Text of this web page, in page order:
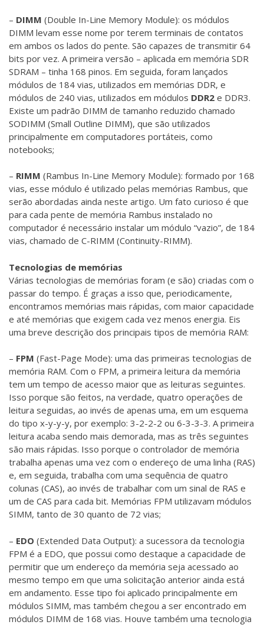
– DIMM (Double In-Line Memory Module): os módulos
DIMM levam esse nome por terem terminais de contatos
em ambos os lados do pente. São capazes de transmitir 64
bits por vez. A primeira versão – aplicada em memória SDR
SDRAM – tinha 168 pinos. Em seguida, foram lançados
módulos de 184 vias, utilizados em memórias DDR, e
módulos de 240 vias, utilizados em módulos DDR2 e DDR3.
Existe um padrão DIMM de tamanho reduzido chamado
SODIMM (Small Outline DIMM), que são utilizados
principalmente em computadores portáteis, como
notebooks;
– RIMM (Rambus In-Line Memory Module): formado por 168
vias, esse módulo é utilizado pelas memórias Rambus, que
serão abordadas ainda neste artigo. Um fato curioso é que
para cada pente de memória Rambus instalado no
computador é necessário instalar um módulo “vazio”, de 184
vias, chamado de C-RIMM (Continuity-RIMM).
Tecnologias de memórias
Várias tecnologias de memórias foram (e são) criadas com o
passar do tempo. É graças a isso que, periodicamente,
encontramos memórias mais rápidas, com maior capacidade
e até memórias que exigem cada vez menos energia. Eis
uma breve descrição dos principais tipos de memória RAM:
– FPM (Fast-Page Mode): uma das primeiras tecnologias de
memória RAM. Com o FPM, a primeira leitura da memória
tem um tempo de acesso maior que as leituras seguintes.
Isso porque são feitos, na verdade, quatro operações de
leitura seguidas, ao invés de apenas uma, em um esquema
do tipo x-y-y-y, por exemplo: 3-2-2-2 ou 6-3-3-3. A primeira
leitura acaba sendo mais demorada, mas as três seguintes
são mais rápidas. Isso porque o controlador de memória
trabalha apenas uma vez com o endereço de uma linha (RAS)
e, em seguida, trabalha com uma sequência de quatro
colunas (CAS), ao invés de trabalhar com um sinal de RAS e
um de CAS para cada bit. Memórias FPM utilizavam módulos
SIMM, tanto de 30 quanto de 72 vias;
– EDO (Extended Data Output): a sucessora da tecnologia
FPM é a EDO, que possui como destaque a capacidade de
permitir que um endereço da memória seja acessado ao
mesmo tempo em que uma solicitação anterior ainda está
em andamento. Esse tipo foi aplicado principalmente em
módulos SIMM, mas também chegou a ser encontrado em
módulos DIMM de 168 vias. Houve também uma tecnologia